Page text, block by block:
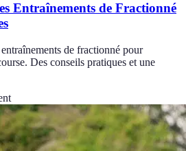
Entraînements de Fractionné
de fractionné pour
Des conseils pratiques et une